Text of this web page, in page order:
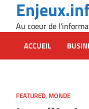
contentAu coeur de
ACCUEIL
FEATURED, MONDE